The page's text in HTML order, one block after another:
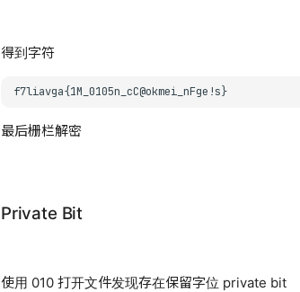
得到字符
最后栅栏解密
Private Bit
使用 010 打开文件发现存在保留字位 private bit